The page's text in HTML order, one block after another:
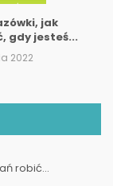
ŻYCIA
jak
gdy jesteś...
2022
robić...